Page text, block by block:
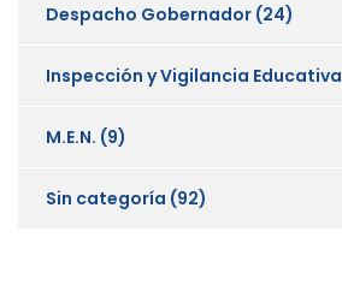
Despacho Gobernador (24)
Inspección y Vigilancia Educativa
M.E.N. (9)
Sin categoría (92)